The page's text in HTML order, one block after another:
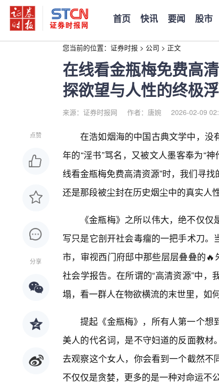
首页 快讯 要闻 股市
您当前的位置： 证券时报 > 公司 > 正文
在线看金瓶梅免费高
探欲望与人性的终极
来源：证券时报网 作者：唐婉 2026-02-09
点赞
分享
在浩如烟海的中国古典文学中，没
年的“淫书”骂名，又被文人墨客奉为“
线看金瓶梅免费高清资源”时，我们寻
还是那段被尘封在历史烟尘中的真实人
《金瓶梅》之所以伟大，绝不仅
写只是它剖开社会毒瘤的一把手术刀
市，审视西门府邸中那些层层叠叠的
社会学报告。在所谓的“高清资源”中
塌，看一群人在物欲横流的末世里，如
提起《金瓶梅》，所有人第一个想
美人的代名词，是不守妇道的反面教
去观察这个女人，你会看到一个截然
不仅仅是贪婪，更多的是一种对命运不